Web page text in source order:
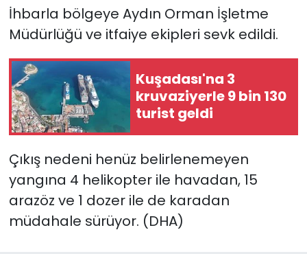
İhbarla bölgeye Aydın Orman İşletme
Müdürlüğü ve itfaiye ekipleri sevk edildi.
Kuşadası'na 3
kruvaziyerle 9 bin 130
turist geldi
Çıkış nedeni henüz belirlenemeyen
yangına 4 helikopter ile havadan, 15
arazöz ve 1 dozer ile de karadan
müdahale sürüyor. (DHA)
Yaşam
YEREL POLİTİKA
YEREL YÖNETİMLER
Yurt